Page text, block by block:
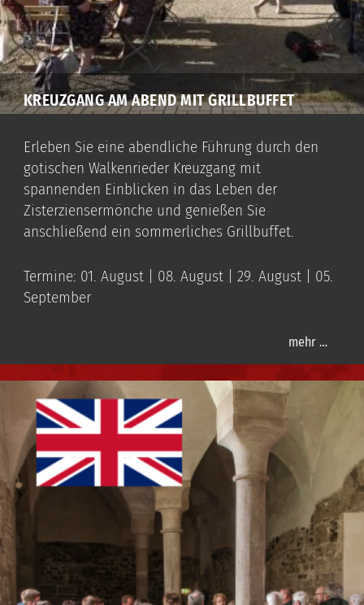
KREUZGANG AM ABEND MIT GRILLBUFFET
Erleben Sie eine abendliche Führung durch den
gotischen Walkenrieder Kreuzgang mit
spannenden Einblicken in das Leben der
Zisterziensermönche und genießen Sie
anschließend ein sommerliches Grillbuffet.
Termine: 01. August | 08. August | 29. August | 05.
September
mehr …